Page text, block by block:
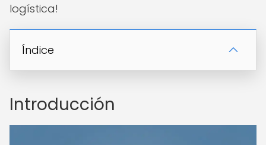
logística!
Índice
Introducción